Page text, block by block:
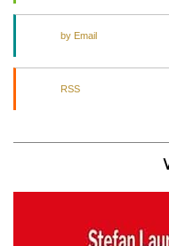
by Email
RSS